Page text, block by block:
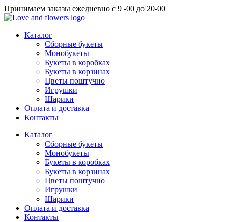
Перейти
к
Принимаем заказы ежедневно с 9 -00 до 20-00
Каталог
Сборные букеты
Монобукеты
Букеты в коробках
Букеты в корзинах
Цветы поштучно
Игрушки
Шарики
Оплата и доставка
Контакты
Каталог
Сборные букеты
Монобукеты
Букеты в коробках
Букеты в корзинах
Цветы поштучно
Игрушки
Шарики
Оплата и доставка
Контакты